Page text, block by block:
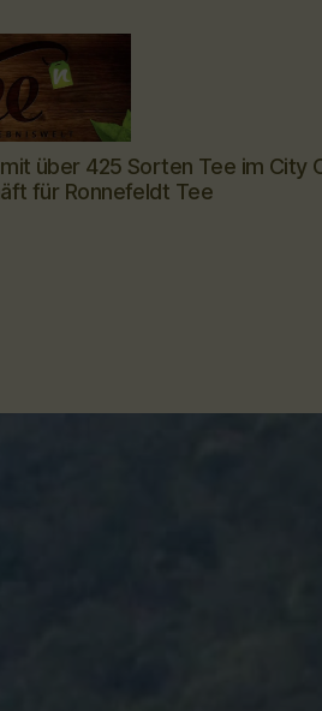
über 425 Sorten Tee im City
für Ronnefeldt Tee